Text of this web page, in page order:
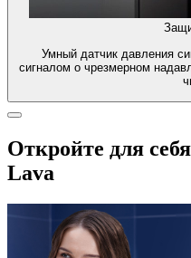
Умный датчик давления
сигналом о чрезмерном
Откройте для
Lava